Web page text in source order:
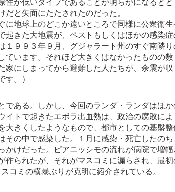
と矢面にたたされたのだった。
地球上のどこか遠いところで同様に公衆衛
起きた大地震が、ペストもしくはほかの感
１９９３年９月、グジャラート州のすぐ南隣
ています。それほど大きくはなかったものの
家にしまってから避難した人たちが、余震が
。）
ある。しかし、今回のランダ・ランダはほ
イトで起きたエボラ出血熱は、政治の腐敗に
大きくしたようなもので、都市としての基盤
その中で感染した。１月に感染・死亡したの
かけだった。ピアニッシモの流れが病院で増
作られたが、それがマスコミに漏らされ、最
コミの横暴ぶりが克明に紹介されている。